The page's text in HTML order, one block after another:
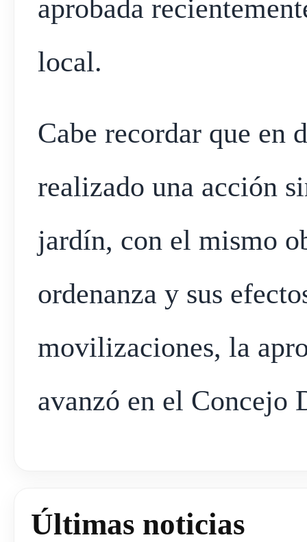
aprobada
local.
Cabe recordar que en
realizado una acción
jardín, con el mismo
ordenanza y sus
movilizaciones, la
avanzó en el Concejo
Últimas noticias